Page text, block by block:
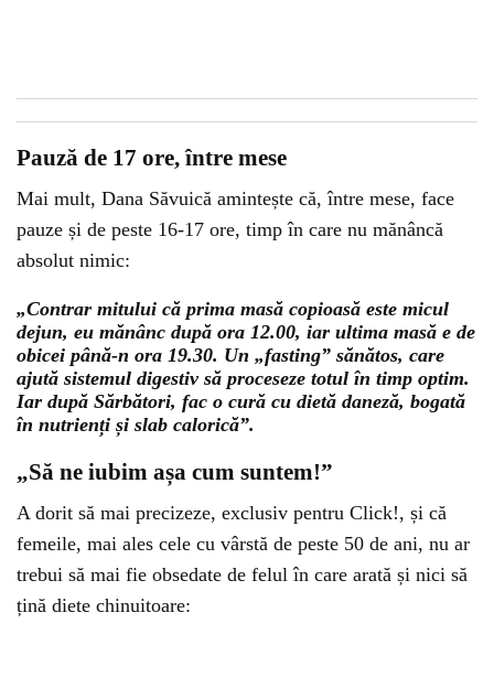
Pauză de 17 ore, între mese
Mai mult, Dana Săvuică amintește că, între mese, face
pauze și de peste 16-17 ore, timp în care nu mănâncă
absolut nimic:
„Contrar mitului că prima masă copioasă este micul
dejun, eu mănânc după ora 12.00, iar ultima masă e de
obicei până-n ora 19.30. Un „fasting” sănătos, care
ajută sistemul digestiv să proceseze totul în timp optim.
Iar după Sărbători, fac o cură cu dietă daneză, bogată
în nutrienți și slab calorică”.
„Să ne iubim așa cum suntem!”
A dorit să mai precizeze, exclusiv pentru Click!, și că
femeile, mai ales cele cu vârstă de peste 50 de ani, nu ar
trebui să mai fie obsedate de felul în care arată și nici să
țină diete chinuitoare: